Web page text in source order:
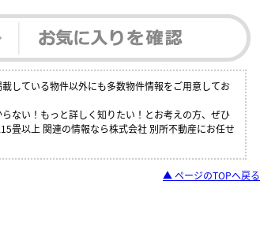
している物件以外にも多数物件情報をご用意してお
ない！もっと詳しく知りたい！とお考えの方、ぜひ
畳以上 関連の情報なら株式会社 別所不動産にお任せ
▲ ページのTOPへ戻る